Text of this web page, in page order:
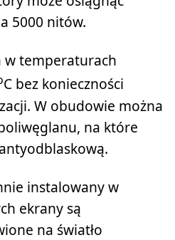
5000 nitów.
w temperaturach
C bez konieczności
W obudowie można
na które
instalowany w
ekrany są
na światło